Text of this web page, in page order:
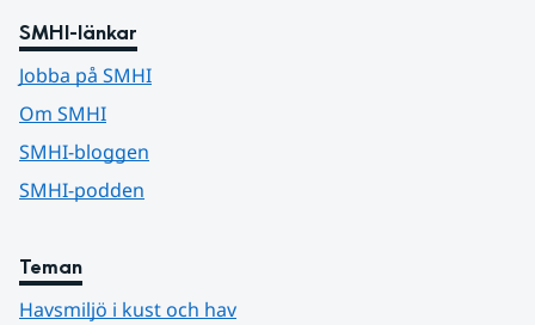
SMHI-länkar
Jobba på SMHI
Om SMHI
SMHI-bloggen
SMHI-podden
Teman
Havsmiljö i kust och hav